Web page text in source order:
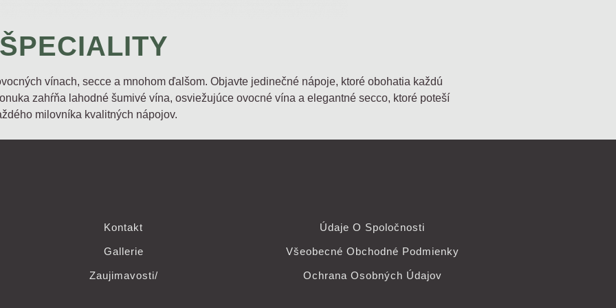
ŠPECIALITY
vínach, secce a mnohom ďalšom. Objavte jedinečné nápoje, ktoré obohatia každú
zahŕňa lahodné šumivé vína, osviežujúce ovocné vína a elegantné secco, ktoré poteší
milovníka kvalitných nápojov.
Kontakt
Gallerie
Zaujimavosti/
Údaje O Spoločnosti
Všeobecné Obchodné Podmienky
Ochrana Osobných Údajov